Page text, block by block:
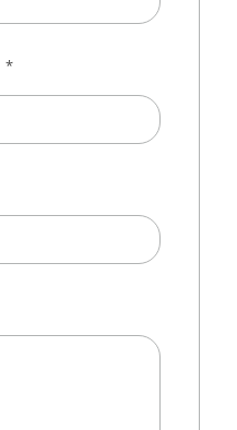
*